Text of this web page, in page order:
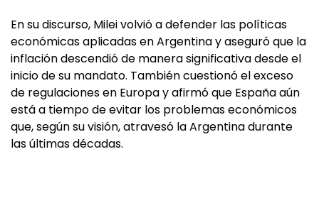
En su discurso, Milei volvió a defender las políticas
económicas aplicadas en Argentina y aseguró que la
inflación descendió de manera significativa desde el
inicio de su mandato. También cuestionó el exceso
de regulaciones en Europa y afirmó que España aún
está a tiempo de evitar los problemas económicos
que, según su visión, atravesó la Argentina durante
las últimas décadas.